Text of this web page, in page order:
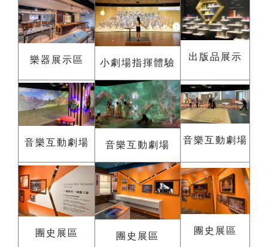
樂器展示區 小劇場指揮體驗
出版品展示
音樂互動劇場 音樂互動劇場 音樂互動劇場
團史展區 團史展區
團史展區